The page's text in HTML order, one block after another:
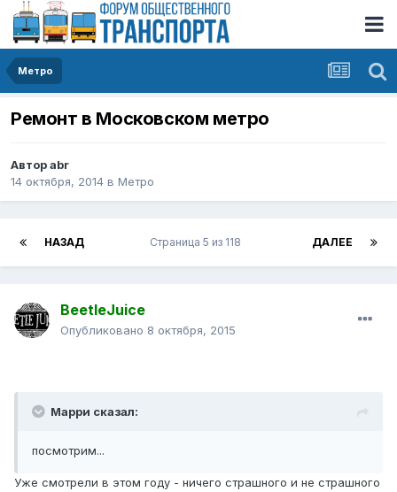
Метро
Ремонт в Московском метро
Авторabr
14 октября, 2014 в Метро
НАЗАД ДАЛЕЕ
Страница 5 из 118
BeetleJuice
Опубликовано 8 октября, 2015
Марри сказал:
посмотрим...
Уже смотрели в этом году - ничего страшного и не страшного